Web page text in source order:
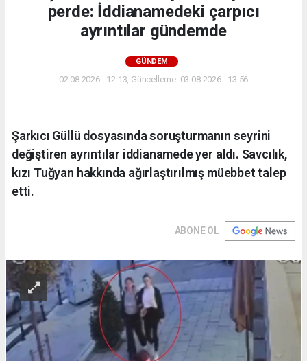
perde: İddianamedeki çarpıcı
ayrıntılar gündemde
GÜNDEM
02.08.2026 - 12:13, Güncelleme: 03.08.2026 - 13:56
Şarkıcı Güllü dosyasında soruşturmanın seyrini
değiştiren ayrıntılar iddianamede yer aldı. Savcılık,
kızı Tuğyan hakkında ağırlaştırılmış müebbet talep
etti.
ABONE OL